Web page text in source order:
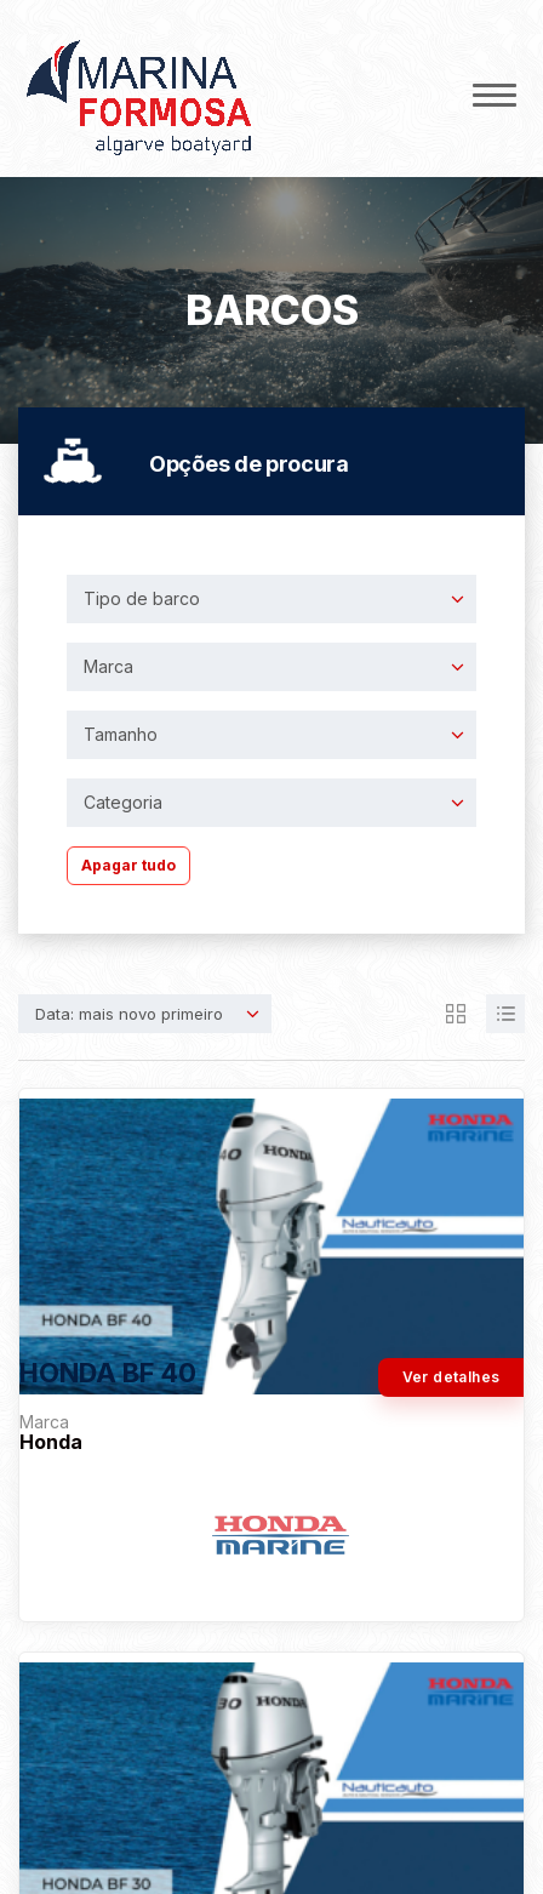
BARCOS
Opções de procura
Tipo de barco
Marca
Tamanho
Categoria
Apagar tudo
Data: mais novo primeiro
Ver detalhes
HONDA BF 40
Marca
Honda